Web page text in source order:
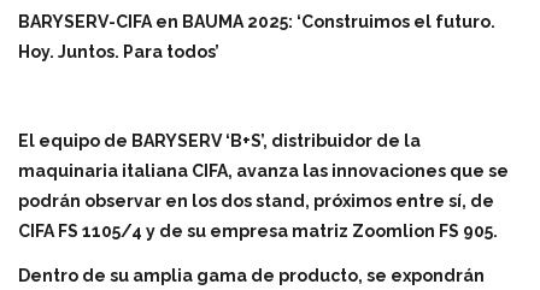
BARYSERV-CIFA en BAUMA 2025: ‘Construimos el futuro.
Hoy. Juntos. Para todos’
El equipo de BARYSERV ‘B+S’, distribuidor de la
maquinaria italiana CIFA, avanza las innovaciones que se
podrán observar en los dos stand, próximos entre sí, de
CIFA FS 1105/4 y de su empresa matriz Zoomlion FS 905.
Dentro de su amplia gama de producto, se expondrán